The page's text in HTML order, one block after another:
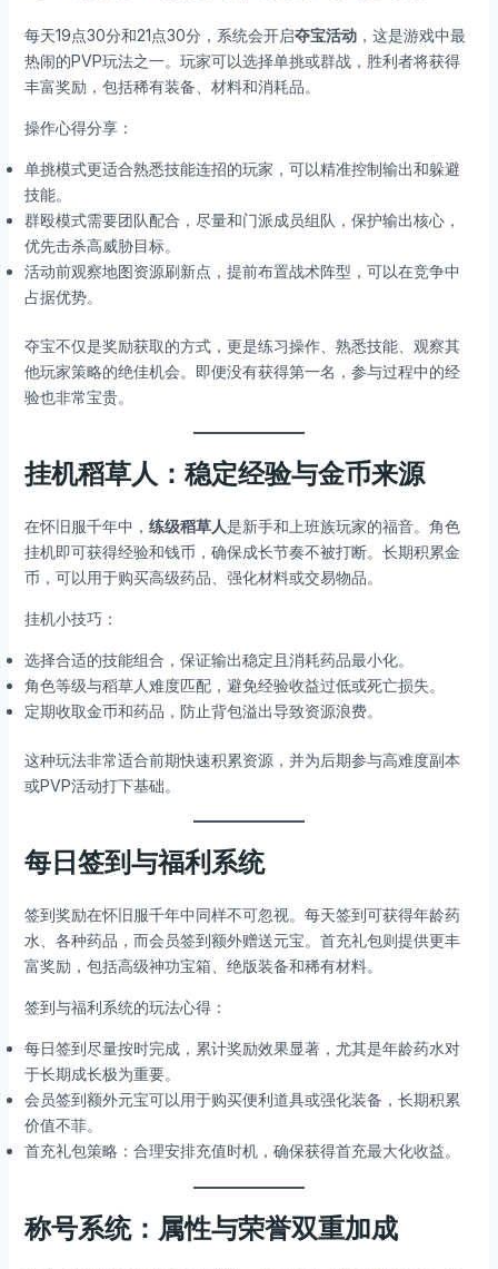
每天19点30分和21点30分，系统会开启夺宝活动，这是游戏中最
热闹的PVP玩法之一。玩家可以选择单挑或群战，胜利者将获得
丰富奖励，包括稀有装备、材料和消耗品。
操作心得分享：
单挑模式更适合熟悉技能连招的玩家，可以精准控制输出和躲避
技能。
群殴模式需要团队配合，尽量和门派成员组队，保护输出核心，
优先击杀高威胁目标。
活动前观察地图资源刷新点，提前布置战术阵型，可以在竞争中
占据优势。
夺宝不仅是奖励获取的方式，更是练习操作、熟悉技能、观察其
他玩家策略的绝佳机会。即便没有获得第一名，参与过程中的经
验也非常宝贵。
挂机稻草人：稳定经验与金币来源
在怀旧服千年中， 练级稻草人是新手和上班族玩家的福音。角色
挂机即可获得经验和钱币，确保成长节奏不被打断。长期积累金
币，可以用于购买高级药品、强化材料或交易物品。
挂机小技巧：
选择合适的技能组合，保证输出稳定且消耗药品最小化。
角色等级与稻草人难度匹配，避免经验收益过低或死亡损失。
定期收取金币和药品，防止背包溢出导致资源浪费。
这种玩法非常适合前期快速积累资源，并为后期参与高难度副本
或PVP活动打下基础。
每日签到与福利系统
签到奖励在怀旧服千年中同样不可忽视。每天签到可获得年龄药
水、各种药品，而会员签到额外赠送元宝。首充礼包则提供更丰
富奖励，包括高级神功宝箱、绝版装备和稀有材料。
签到与福利系统的玩法心得：
每日签到尽量按时完成，累计奖励效果显著，尤其是年龄药水对
于长期成长极为重要。
会员签到额外元宝可以用于购买便利道具或强化装备，长期积累
价值不菲。
首充礼包策略：合理安排充值时机，确保获得首充最大化收益。
称号系统：属性与荣誉双重加成